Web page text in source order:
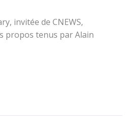
invitée de CNEWS,
propos tenus par Alain